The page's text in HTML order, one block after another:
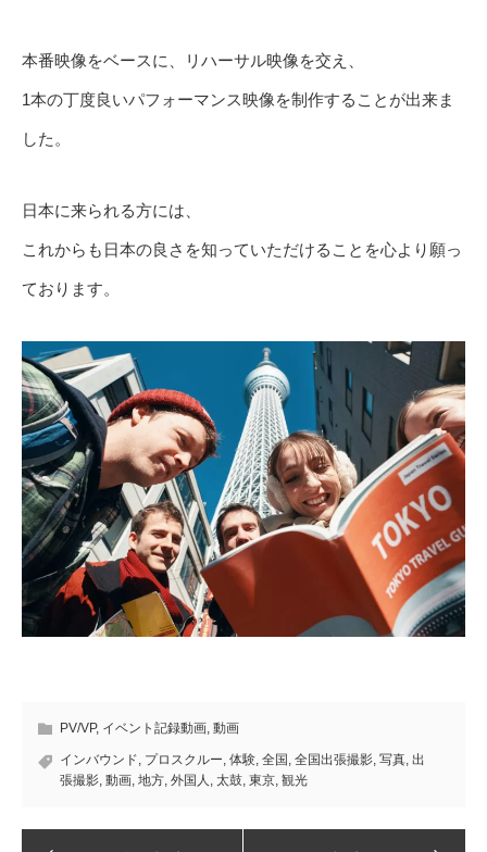
本番映像をベースに、リハーサル映像を交え、
1本の丁度良いパフォーマンス映像を制作することが出来ま
した。
日本に来られる方には、
これからも日本の良さを知っていただけることを心より願っ
ております。
PV/VP, イベント記録動画 動画
インバウンド プロスクルー 体験 全国 全国出張撮影 写真 出
張撮影 動画 地方 外国人 太鼓 東京 観光